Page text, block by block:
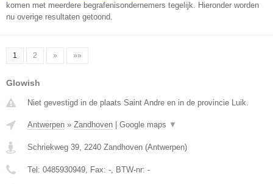
komen met meerdere begrafenisondernemers tegelijk. Hieronder worden
nu overige resultaten getoond.
1 2 » »»
Glowish
Niet gevestigd in de plaats Saint Andre en in de provincie Luik.
Antwerpen » Zandhoven Google maps ▼
Schriekweg 39, 2240 Zandhoven (Antwerpen)
Tel: 0485930949, Fax: -, BTW-nr: -